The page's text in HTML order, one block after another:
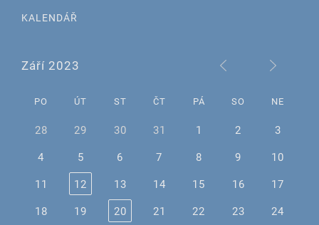
KALENDÁŘ
Září 2023
PO ÚT ST ČT PÁ SO NE
28 29 30 31 1 2
3
4
5 6 7 8 9
10
11
12 13 14 15 16
17
18
19 20 21 22 23
24